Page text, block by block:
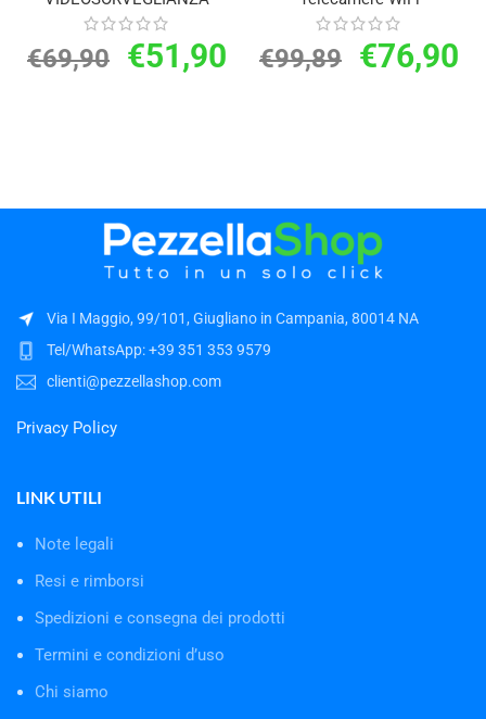
€69,90 €51,90 €99,89 €76,90
Via I Maggio, 99/101, Giugliano in Campania, 80014 NA
Tel/WhatsApp: +39 351 353 9579
clienti@pezzellashop.com
Privacy Policy
LINK UTILI
Note legali
Resi e rimborsi
Spedizioni e consegna dei prodotti
Termini e condizioni d’uso
Chi siamo